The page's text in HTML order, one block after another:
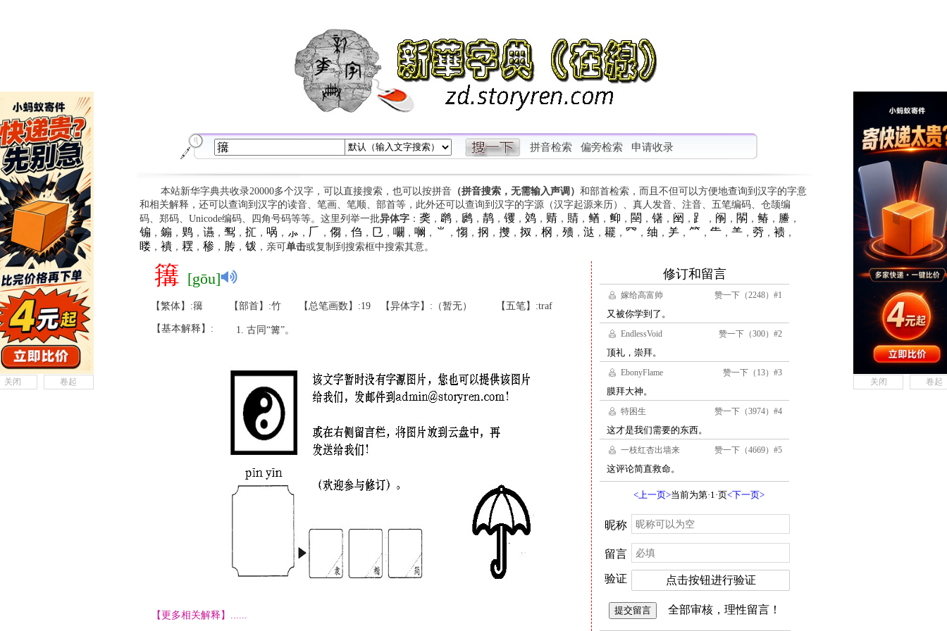
拼音检索 偏旁检索 申请收录
本站新华字典共收录20000多个汉字，可以直接搜索，也可以按拼音（拼音搜索，无需输入声调） 和部首检索，而且不但可以方便地查询到汉字的字意
和相关解释，还可以查询到汉字的读音、笔画、笔顺、部首等，此外还可以查询到汉字的字源（汉字起源来历）、真人发音、注音、五笔编码、仓颉编
码、郑码、Unicode编码、四角号码等等。这里列举一批异体字： 䶮 ， 䴙， 䴘， 䴖， 䦆， 䴔， 䞍， 䝼， 䲡 ， 䲟 ， 䦟 ， 䦃， 䦷 ， ⻊ ， 䦶 ， 䦛 ， 䲠 ， 䲢 ，
䦂 ， 䥇 ， 䴗， 䜩， 䴕， 㧟 ， 㖞 ， ⺗ ， 𠂆 ， 㑳 ， 㑇 ， 㔾 ， 㘚 ， 㘎 ， ⺌ ， 㥮 ， 㧏 ， 㩳， 㧐 ， 㭎 ， 㱮， 㳠 ， 䎱 ， ⺳ ， 䌷 ， ⺶， ⺮ ， ⺧， ⺷， 䓖， 䙌，
䁖， 䙡， 䎬 ， 䅟， 䏝， 䥽，亲可单击或复制到搜索框中搜索其意。
簼 [gōu]
【繁体】:簼 【部首】:竹 【总笔画数】:19 【异体字】:（暂无） 【五笔】:traf
【基本解释】: 古同“篝”。
【更多相关解释】......
关闭 卷起 关闭 卷起